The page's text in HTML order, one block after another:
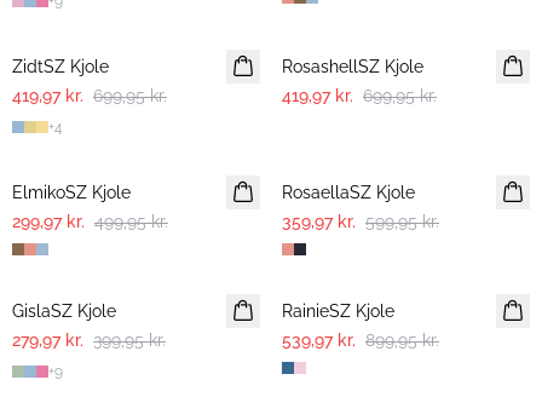
ZidtSZ Kjole
419,97 kr. 699,95 kr.
+4
RosashellSZ Kjole
419,97 kr. 699,95 kr.
ElmikoSZ Kjole
299,97 kr. 499,95 kr.
RosaellaSZ Kjole
359,97 kr. 599,95 kr.
30%
GislaSZ Kjole
279,97 kr. 399,95 kr.
+9
-40%
RainieSZ Kjole
539,97 kr. 899,95 kr.